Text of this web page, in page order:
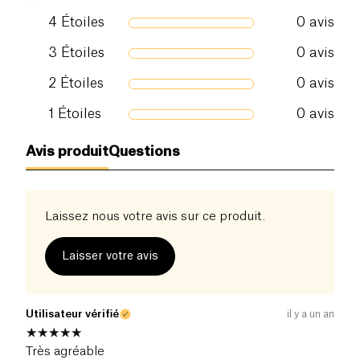
4 Étoiles 0 avis
3 Étoiles 0 avis
2 Étoiles 0 avis
1 Étoiles 0 avis
Avis produitQuestions
Laissez nous votre avis sur ce produit.
Laisser votre avis
Utilisateur vérifié il y a un an
Très agréable